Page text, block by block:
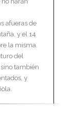
afueras de
y el 14
la misma.
del
también
y